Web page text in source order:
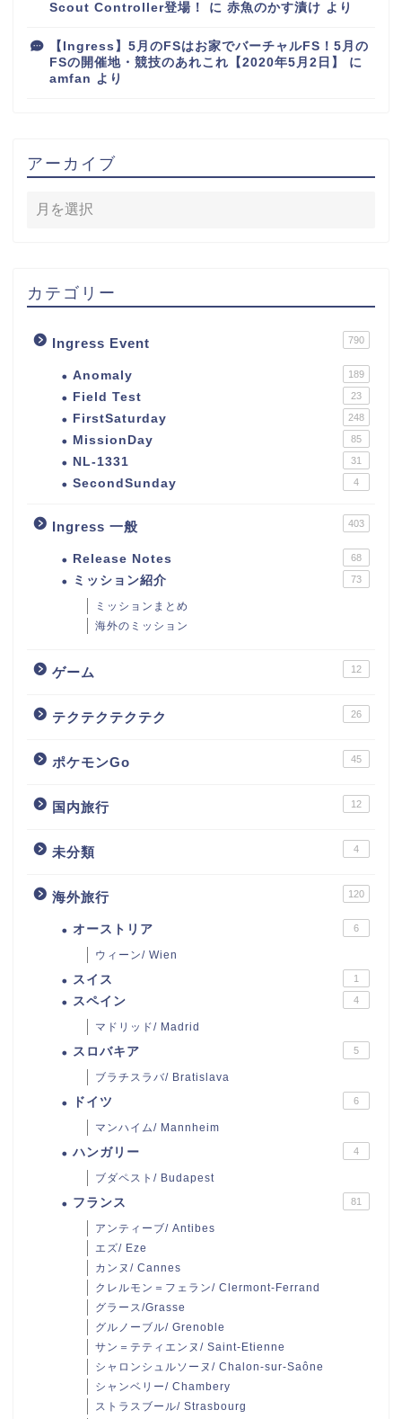
Scout Controller登場！
に 赤魚のかす漬け より
【Ingress】5月のFSはお家でバーチャルFS！5月の
FSの開催地・競技のあれこれ【2020年5月2日】
に
amfan より
アーカイブ
カテゴリー
Ingress Event 790
Anomaly 189
Field Test 23
FirstSaturday 248
MissionDay 85
NL-1331 31
SecondSunday 4
Ingress 一般 403
Release Notes 68
ミッション紹介 73
ミッションまとめ
海外のミッション
ゲーム 12
テクテクテクテク 26
ポケモンGo 45
国内旅行 12
未分類 4
海外旅行 120
オーストリア 6
ウィーン/ Wien
スイス 1
スペイン 4
マドリッド/ Madrid
スロバキア 5
ブラチスラバ/ Bratislava
ドイツ 6
マンハイム/ Mannheim
ハンガリー 4
ブダペスト/ Budapest
フランス 81
アンティーブ/ Antibes
エズ/ Eze
カンヌ/ Cannes
クレルモン＝フェラン/ Clermont-Ferrand
グラース/Grasse
グルノーブル/ Grenoble
サン＝テティエンヌ/ Saint-Etienne
シャロンシュルソーヌ/ Chalon-sur-Saône
シャンベリー/ Chambery
ストラスブール/ Strasbourg